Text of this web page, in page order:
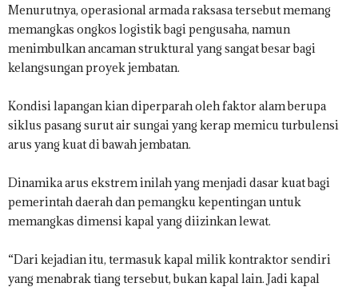
Menurutnya, operasional armada raksasa tersebut memang
memangkas ongkos logistik bagi pengusaha, namun
menimbulkan ancaman struktural yang sangat besar bagi
kelangsungan proyek jembatan.
Kondisi lapangan kian diperparah oleh faktor alam berupa
siklus pasang surut air sungai yang kerap memicu turbulensi
arus yang kuat di bawah jembatan.
Dinamika arus ekstrem inilah yang menjadi dasar kuat bagi
pemerintah daerah dan pemangku kepentingan untuk
memangkas dimensi kapal yang diizinkan lewat.
“Dari kejadian itu, termasuk kapal milik kontraktor sendiri
yang menabrak tiang tersebut, bukan kapal lain. Jadi kapal